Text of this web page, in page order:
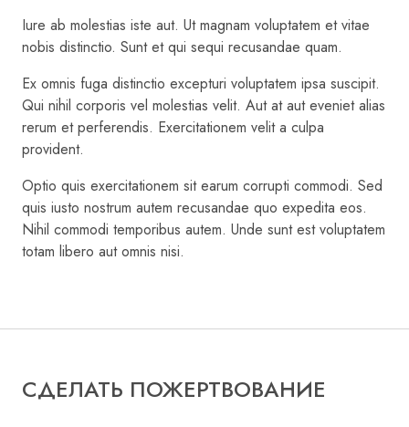
Iure ab molestias iste aut. Ut magnam voluptatem et vitae
nobis distinctio. Sunt et qui sequi recusandae quam.
Ex omnis fuga distinctio excepturi voluptatem ipsa suscipit.
Qui nihil corporis vel molestias velit. Aut at aut eveniet alias
rerum et perferendis. Exercitationem velit a culpa
provident.
Optio quis exercitationem sit earum corrupti commodi. Sed
quis iusto nostrum autem recusandae quo expedita eos.
Nihil commodi temporibus autem. Unde sunt est voluptatem
totam libero aut omnis nisi.
СДЕЛАТЬ ПОЖЕРТВОВАНИЕ